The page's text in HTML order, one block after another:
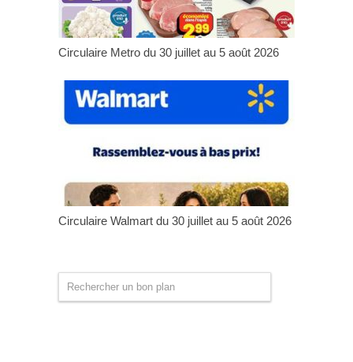
Circulaire Metro du 30 juillet au 5 août 2026
Circulaire Walmart du 30 juillet au 5 août 2026